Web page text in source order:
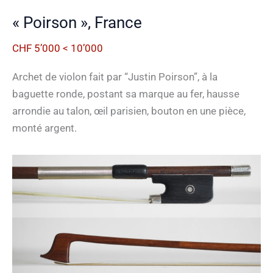
« Poirson », France
CHF 5’000 < 10’000
Archet de violon fait par “Justin Poirson”, à la
baguette ronde, postant sa marque au fer, hausse
arrondie au talon, œil parisien, bouton en une pièce,
monté argent.